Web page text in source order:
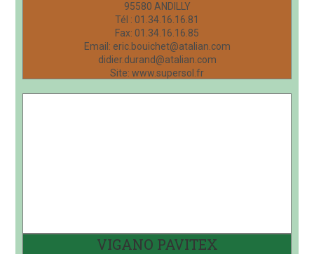
95580 ANDILLY
Tél : 01.34.16.16.81
Fax: 01.34.16.16.85
Email: eric.bouichet@atalian.com
didier.durand@atalian.com
Site: www.supersol.fr
VIGANO PAVITEX